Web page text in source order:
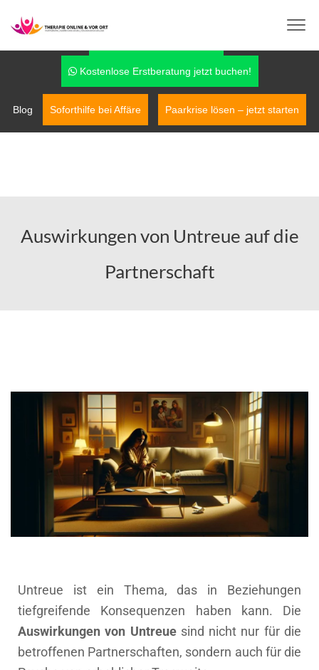
Kostenlose Erstberatung jetzt buchen!
Blog Soforthilfe bei Affäre Paarkrise lösen – jetzt starten
Auswirkungen von Untreue auf die
Partnerschaft
Untreue ist ein Thema, das in Beziehungen
tiefgreifende Konsequenzen haben kann. Die
Auswirkungen von Untreuesind nicht nur für die
betroffenen Partnerschaften, sondern auch für die